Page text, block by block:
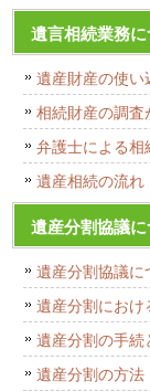
遺言相続業務
遺産財産の使
相続財産の調
弁護士による相
遺産相続の流れ
遺産分割協議
遺産分割協議に
遺産分割におけ
遺産分割の手続
遺産分割の方法